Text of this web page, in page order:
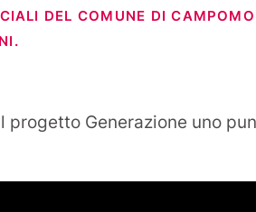
DEL COMUNE DI
Generazione uno